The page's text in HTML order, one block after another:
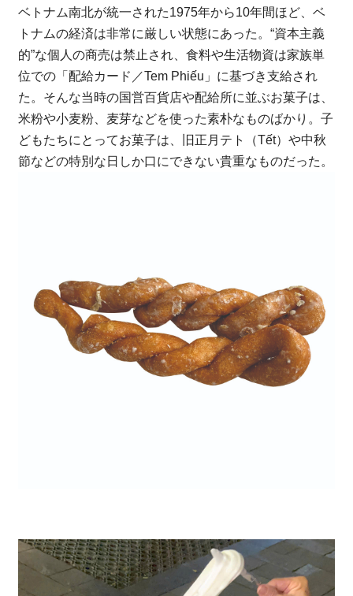
ベトナム南北が統一された1975年から10年間ほど、ベ
トナムの経済は非常に厳しい状態にあった。“資本主義
的”な個人の商売は禁止され、食料や生活物資は家族単
位での「配給カード／Tem Phiếu」に基づき支給され
た。そんな当時の国営百貨店や配給所に並ぶお菓子は、
米粉や小麦粉、麦芽などを使った素朴なものばかり。子
どもたちにとってお菓子は、旧正月テト（Tết）や中秋
節などの特別な日しか口にできない貴重なものだった。